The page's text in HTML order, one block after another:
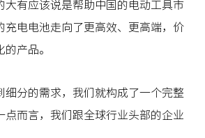
大有应该说是帮助中国的电动工具市
充电电池走向了更高效、更高端，价
产品。
细分的需求，我们就构成了一个完整
点而言，我们跟全球行业头部的企业